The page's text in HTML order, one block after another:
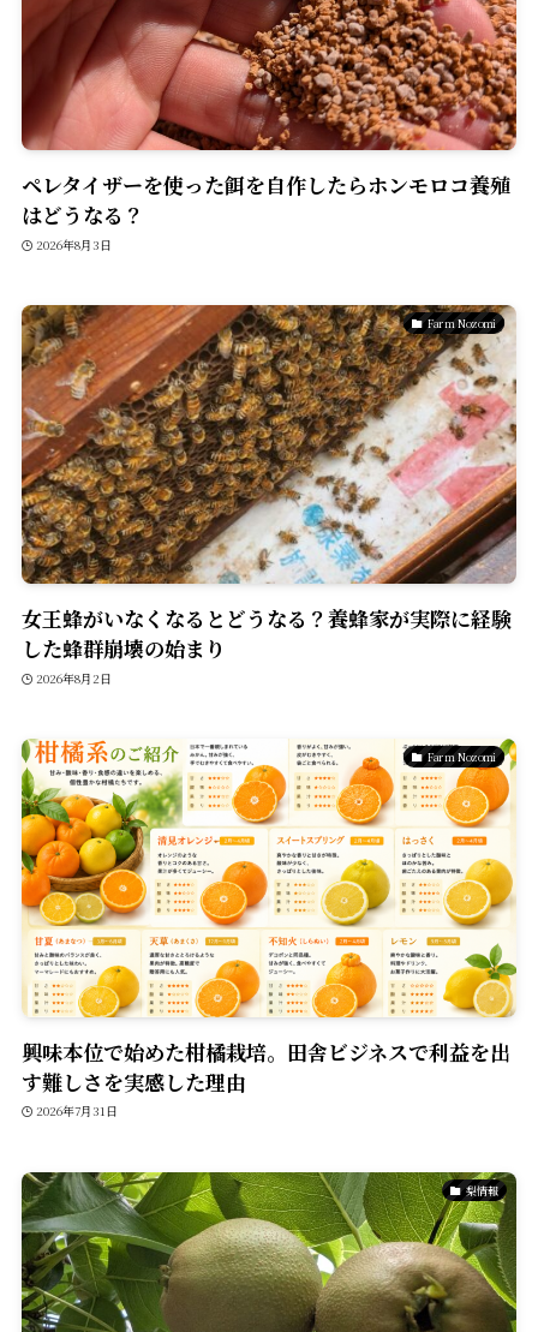
ペレタイザーを使った餌を自作したらホンモロコ養殖
はどうなる？
2026年8月3日
Farm Nozomi
女王蜂がいなくなるとどうなる？養蜂家が実際に経験
した蜂群崩壊の始まり
2026年8月2日
Farm Nozomi
興味本位で始めた柑橘栽培。田舎ビジネスで利益を出
す難しさを実感した理由
2026年7月31日
梨情報